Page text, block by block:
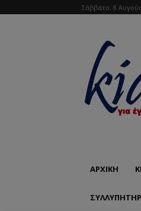
Σάββατο, 8
ΑΡΧΙΚΗ